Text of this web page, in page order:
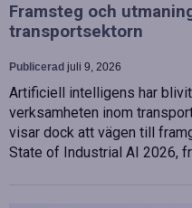
Framsteg och
transportsektorn
Publicerad juli 9, 2026
Artificiell intelligens har
verksamheten inom
visar dock att vägen till
State of Industrial AI 2026,